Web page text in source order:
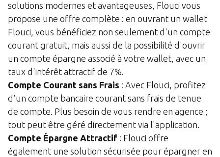
solutions modernes et avantageuses, Flouci vous
propose une offre complète : en ouvrant un wallet
Flouci, vous bénéficiez non seulement d'un compte
courant gratuit, mais aussi de la possibilité d'ouvrir
un compte épargne associé à votre wallet, avec un
taux d'intérêt attractif de 7%.
Compte Courant sans Frais : Avec Flouci, profitez
d'un compte bancaire courant sans frais de tenue
de compte. Plus besoin de vous rendre en agence ;
tout peut être géré directement via l'application.
Compte Épargne Attractif : Flouci offre
également une solution sécurisée pour épargner en